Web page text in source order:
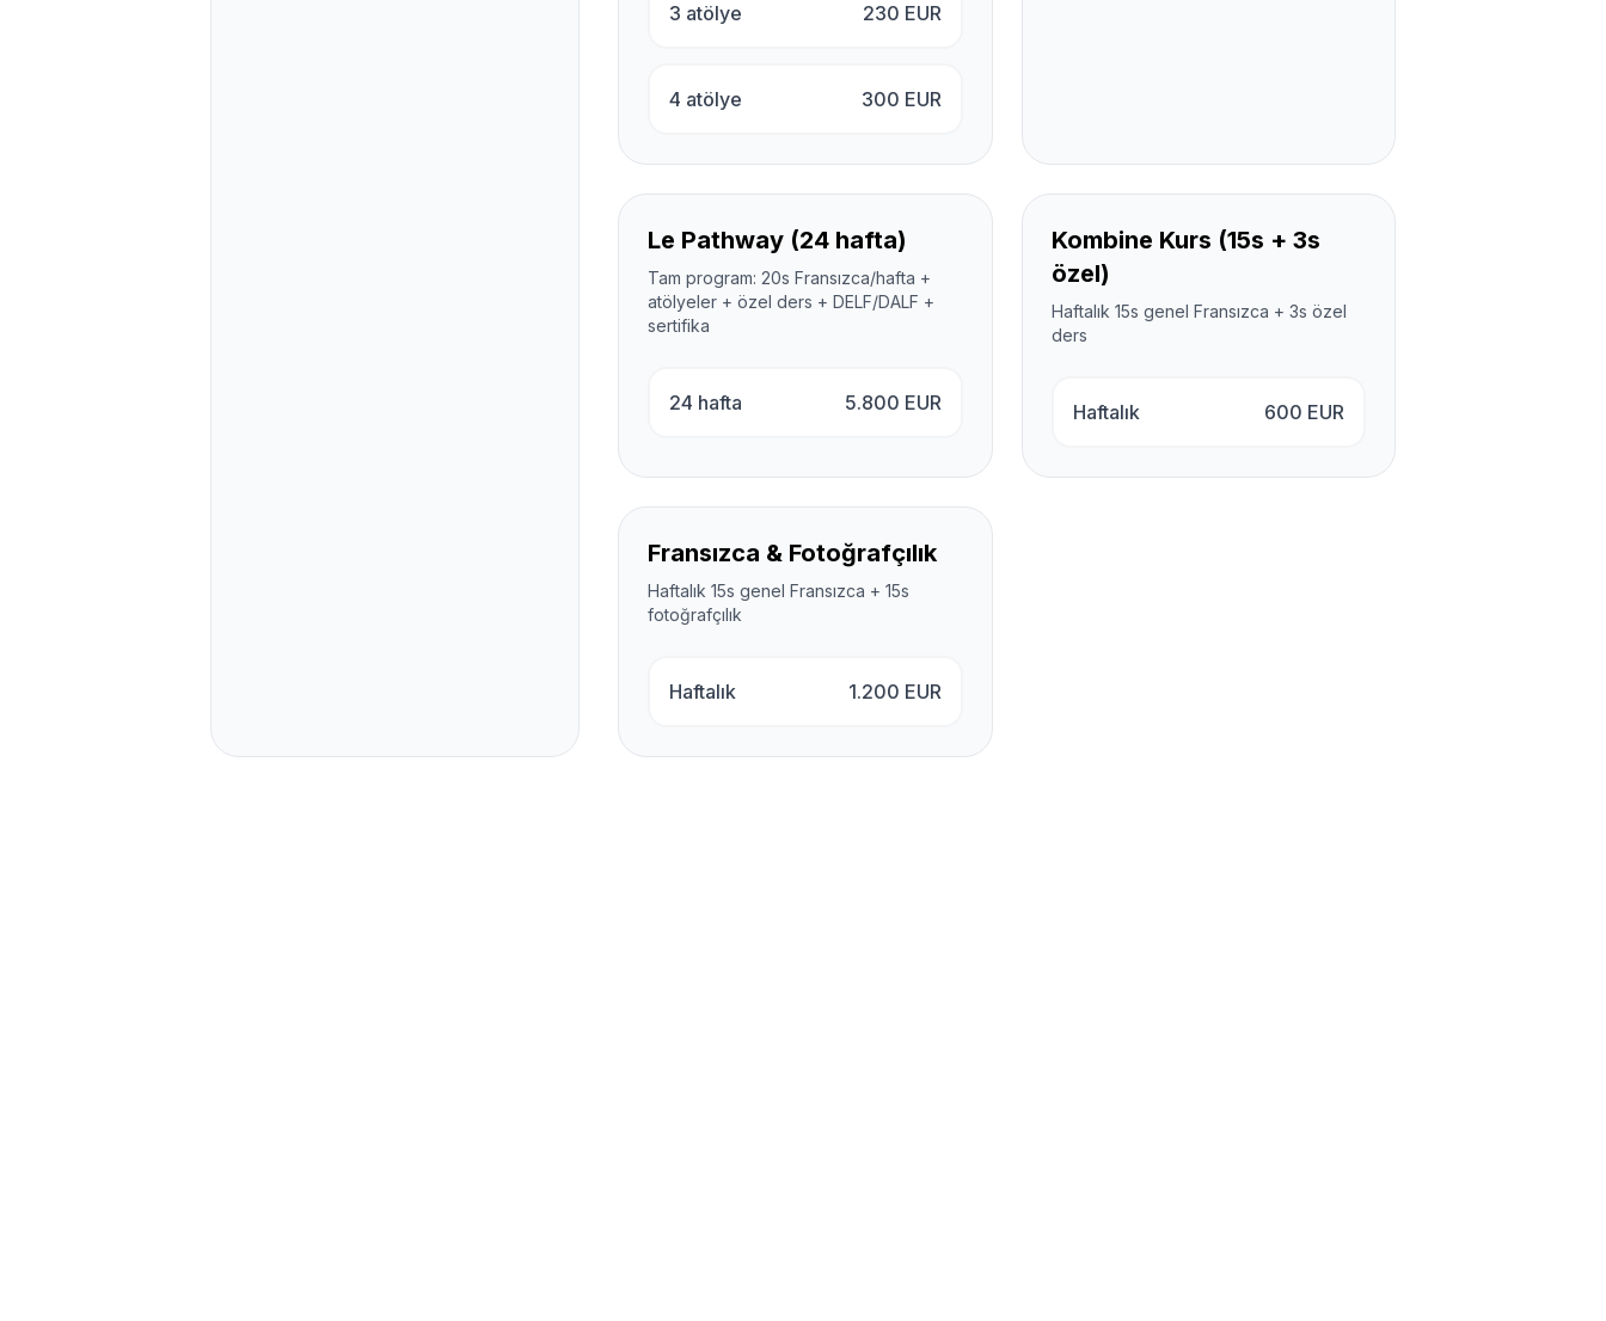
3 atölye 230 EUR
4 atölye 300 EUR
Le Pathway (24 hafta)
Tam program: 20s Fransızca/hafta +
atölyeler + özel ders + DELF/DALF +
sertifika
24 hafta 5.800 EUR
Kombine Kurs (15s + 3s
özel)
Haftalık 15s genel Fransızca + 3s özel
ders
Haftalık 600 EUR
Fransızca & Fotoğrafçılık
Haftalık 15s genel Fransızca + 15s
fotoğrafçılık
Haftalık 1.200 EUR